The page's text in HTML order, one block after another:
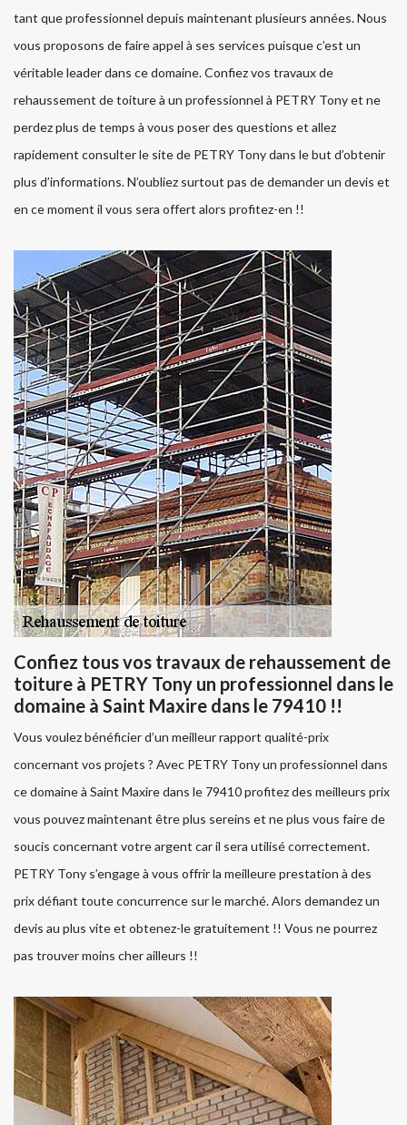
tant que professionnel depuis maintenant plusieurs années. Nous
vous proposons de faire appel à ses services puisque c’est un
véritable leader dans ce domaine. Confiez vos travaux de
rehaussement de toiture à un professionnel à PETRY Tony et ne
perdez plus de temps à vous poser des questions et allez
rapidement consulter le site de PETRY Tony dans le but d’obtenir
plus d’informations. N’oubliez surtout pas de demander un devis et
en ce moment il vous sera offert alors profitez-en !!
Confiez tous vos travaux de rehaussement de
toiture à PETRY Tony un professionnel dans le
domaine à Saint Maxire dans le 79410 !!
Vous voulez bénéficier d’un meilleur rapport qualité-prix
concernant vos projets ? Avec PETRY Tony un professionnel dans
ce domaine à Saint Maxire dans le 79410 profitez des meilleurs prix
vous pouvez maintenant être plus sereins et ne plus vous faire de
soucis concernant votre argent car il sera utilisé correctement.
PETRY Tony s’engage à vous offrir la meilleure prestation à des
prix défiant toute concurrence sur le marché. Alors demandez un
devis au plus vite et obtenez-le gratuitement !! Vous ne pourrez
pas trouver moins cher ailleurs !!